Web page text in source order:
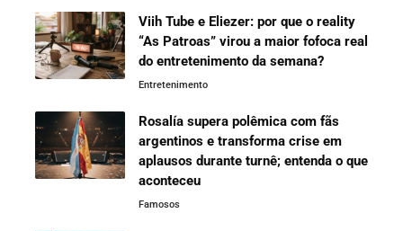
Viih Tube e Eliezer: por que o reality
“As Patroas” virou a maior fofoca real
do entretenimento da semana?
Entretenimento
Rosalía supera polêmica com fãs
argentinos e transforma crise em
aplausos durante turnê; entenda o que
aconteceu
Famosos